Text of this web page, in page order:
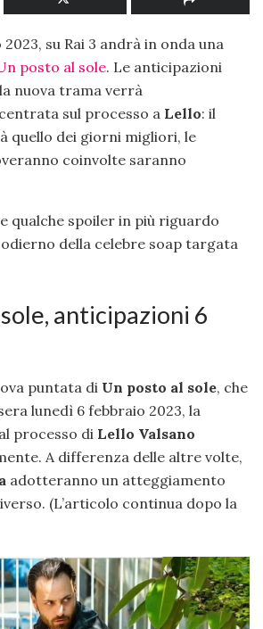
su Rai 3 andrà in onda una
posto al sole. Le anticipazioni
nuova trama verrà
sul processo a Lello: il
quello dei giorni migliori, le
coinvolte saranno
qualche spoiler in più riguardo
della celebre soap targata
anticipazioni 6
puntata di Un posto al sole, che
lunedì 6 febbraio 2023, la
processo di Lello Valsano
A differenza delle altre volte,
adotteranno un atteggiamento
(L’articolo continua dopo la